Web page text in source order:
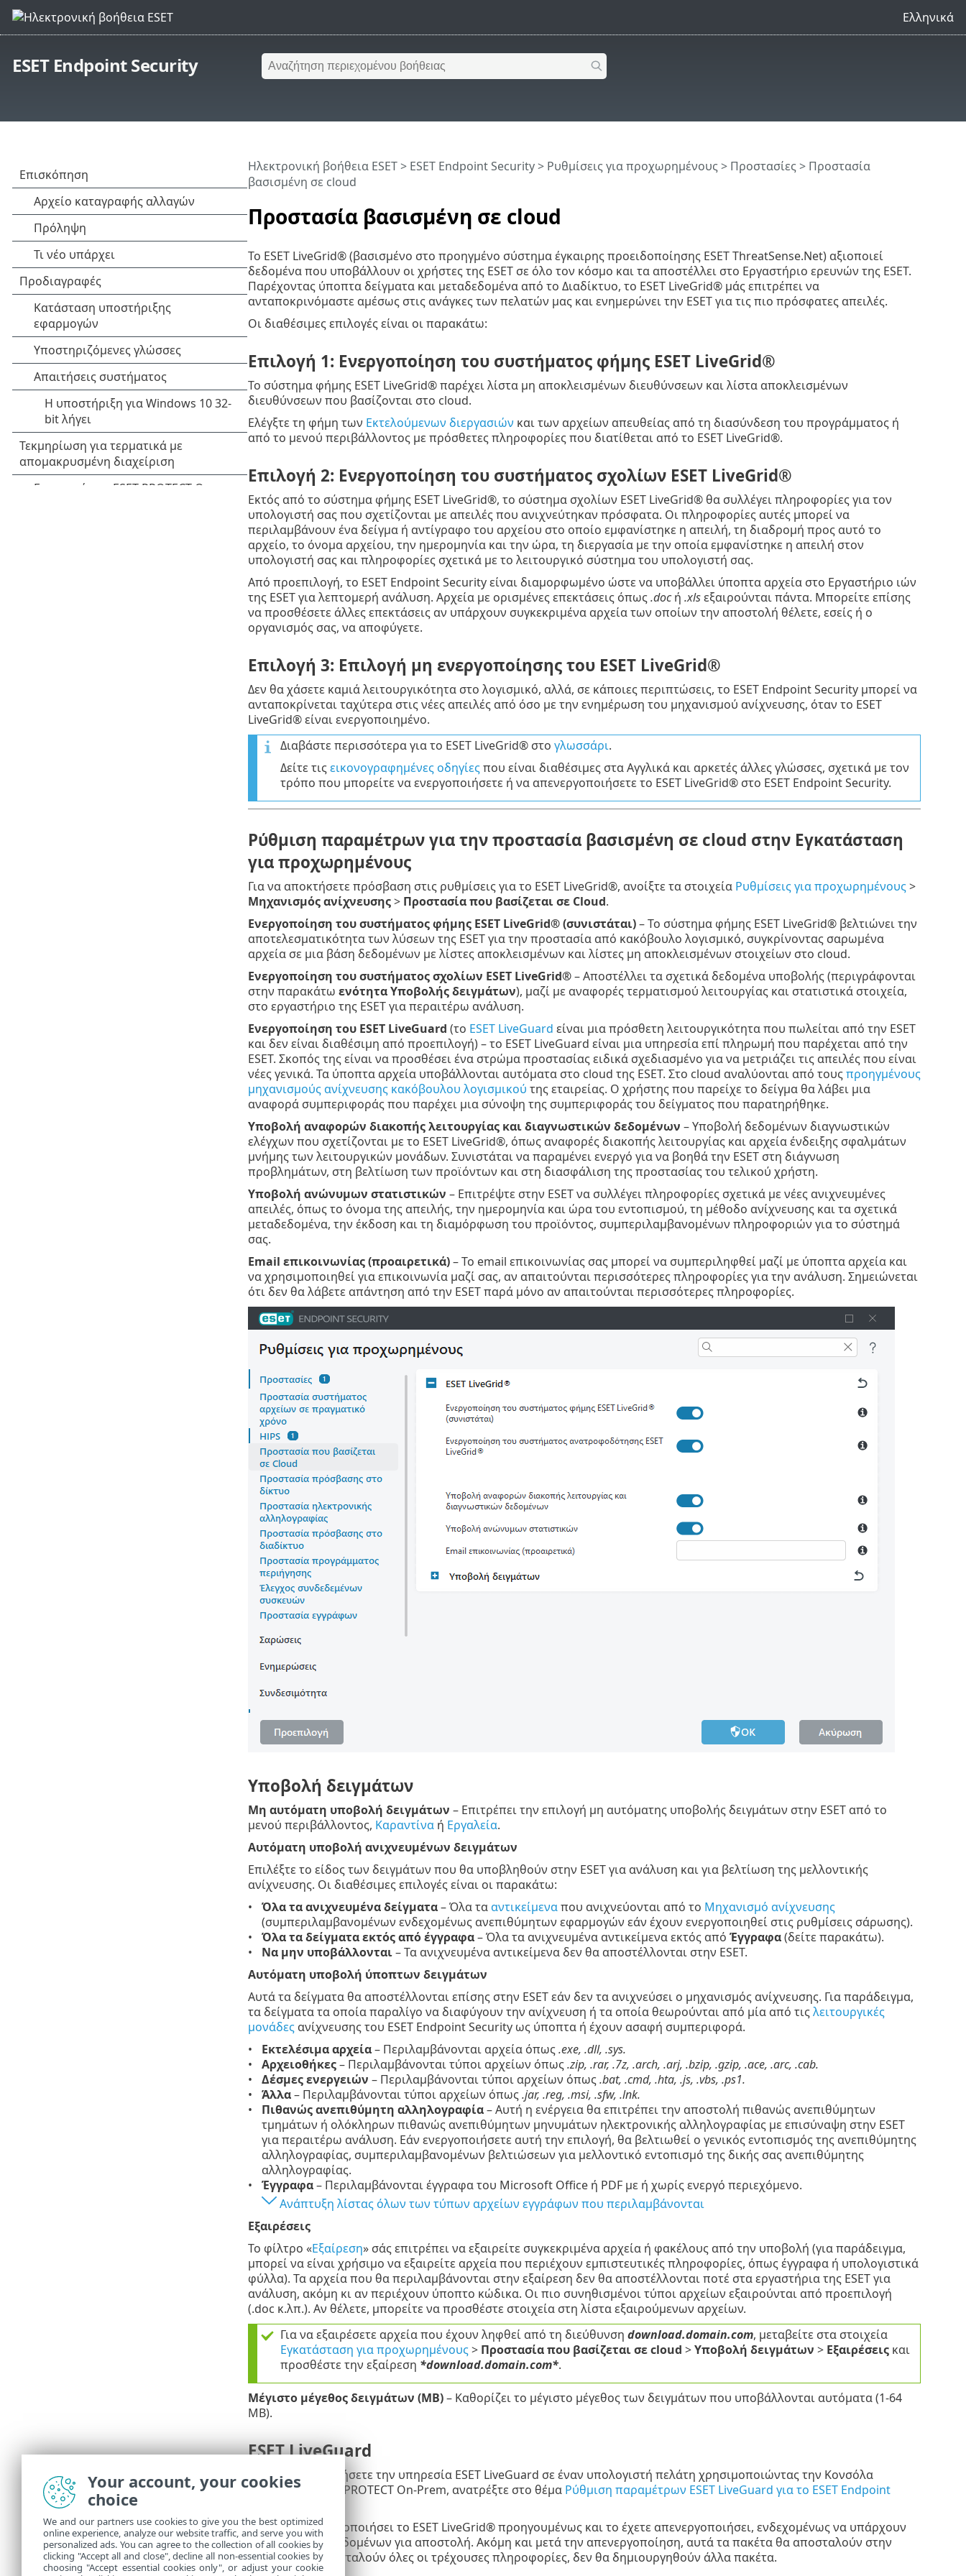
Ελληνικά
ESET Endpoint Security
Προστασία βασισμένη σε cloud
Ηλεκτρονική βοήθεια ESET> ESET Endpoint Security> Ρυθμίσεις για προχωρημένους> Προστασίες> Προστασία
βασισμένη σε cloud
Το ESET LiveGrid® (βασισμένο στο προηγμένο σύστημα έγκαιρης προειδοποίησης ESET ThreatSense.Net) αξιοποιεί
δεδομένα που υποβάλλουν οι χρήστες της ESET σε όλο τον κόσμο και τα αποστέλλει στο Εργαστήριο ερευνών της ESET.
Παρέχοντας ύποπτα δείγματα και μεταδεδομένα από το Διαδίκτυο, το ESET LiveGrid® μάς επιτρέπει να
ανταποκρινόμαστε αμέσως στις ανάγκες των πελατών μας και ενημερώνει την ESET για τις πιο πρόσφατες απειλές.
Οι διαθέσιμες επιλογές είναι οι παρακάτω:
Επιλογή 1: Ενεργοποίηση του συστήματος φήμης ESET LiveGrid®
Το σύστημα φήμης ESET LiveGrid® παρέχει λίστα μη αποκλεισμένων διευθύνσεων και λίστα αποκλεισμένων
διευθύνσεων που βασίζονται στο cloud.
Ελέγξτε τη φήμη των Εκτελούμενων διεργασιών και των αρχείων απευθείας από τη διασύνδεση του προγράμματος ή
από το μενού περιβάλλοντος με πρόσθετες πληροφορίες που διατίθεται από το ESET LiveGrid®.
Επιλογή 2: Ενεργοποίηση του συστήματος σχολίων ESET LiveGrid®
Εκτός από το σύστημα φήμης ESET LiveGrid®, το σύστημα σχολίων ESET LiveGrid® θα συλλέγει πληροφορίες για τον
υπολογιστή σας που σχετίζονται με απειλές που ανιχνεύτηκαν πρόσφατα. Οι πληροφορίες αυτές μπορεί να
περιλαμβάνουν ένα δείγμα ή αντίγραφο του αρχείου στο οποίο εμφανίστηκε η απειλή, τη διαδρομή προς αυτό το
αρχείο, το όνομα αρχείου, την ημερομηνία και την ώρα, τη διεργασία με την οποία εμφανίστηκε η απειλή στον
υπολογιστή σας και πληροφορίες σχετικά με το λειτουργικό σύστημα του υπολογιστή σας.
Από προεπιλογή, το ESET Endpoint Security είναι διαμορφωμένο ώστε να υποβάλλει ύποπτα αρχεία στο Εργαστήριο ιών
της ESET για λεπτομερή ανάλυση. Αρχεία με ορισμένες επεκτάσεις όπως.docή .xlsεξαιρούνται πάντα. Μπορείτε επίσης
να προσθέσετε άλλες επεκτάσεις αν υπάρχουν συγκεκριμένα αρχεία των οποίων την αποστολή θέλετε, εσείς ή ο
οργανισμός σας, να αποφύγετε.
Επιλογή 3: Επιλογή μη ενεργοποίησης του ESET LiveGrid®
Δεν θα χάσετε καμιά λειτουργικότητα στο λογισμικό, αλλά, σε κάποιες περιπτώσεις, το ESET Endpoint Security μπορεί να
ανταποκρίνεται ταχύτερα στις νέες απειλές από όσο με την ενημέρωση του μηχανισμού ανίχνευσης, όταν το ESET
LiveGrid® είναι ενεργοποιημένο.
Διαβάστε περισσότερα για το ESET LiveGrid® στο γλωσσάρι.
Δείτε τιςεικονογραφημένες οδηγίεςπου είναι διαθέσιμες στα Αγγλικά και αρκετές άλλες γλώσσες, σχετικά με τον
τρόπο που μπορείτε να ενεργοποιήσετε ή να απενεργοποιήσετε το ESET LiveGrid® στο ESET Endpoint Security.
Ρύθμιση παραμέτρων για την προστασία βασισμένη σε cloud στην Εγκατάσταση
για προχωρημένους
Για να αποκτήσετε πρόσβαση στις ρυθμίσεις για το ESET LiveGrid®, ανοίξτε τα στοιχεία Ρυθμίσεις για προχωρημένους>
Μηχανισμός ανίχνευσης> Προστασία που βασίζεται σε Cloud.
Ενεργοποίηση του συστήματος φήμης ESET LiveGrid® (συνιστάται)– Το σύστημα φήμης ESET LiveGrid® βελτιώνει την
αποτελεσματικότητα των λύσεων της ESET για την προστασία από κακόβουλο λογισμικό, συγκρίνοντας σαρωμένα
αρχεία σε μια βάση δεδομένων με λίστες αποκλεισμένων και λίστες μη αποκλεισμένων στοιχείων στο cloud.
Ενεργοποίηση του συστήματος σχολίων ESET LiveGrid®– Αποστέλλει τα σχετικά δεδομένα υποβολής (περιγράφονται
στην παρακάτω ενότητα Υποβολής δειγμάτων), μαζί με αναφορές τερματισμού λειτουργίας και στατιστικά στοιχεία,
στο εργαστήριο της ESET για περαιτέρω ανάλυση.
Ενεργοποίηση του ESET LiveGuard (το ESET LiveGuard είναι μια πρόσθετη λειτουργικότητα που πωλείται από την ESET
και δεν είναι διαθέσιμη από προεπιλογή) – το ESET LiveGuard είναι μια υπηρεσία επί πληρωμή που παρέχεται από την
ESET. Σκοπός της είναι να προσθέσει ένα στρώμα προστασίας ειδικά σχεδιασμένο για να μετριάζει τις απειλές που είναι
νέες γενικά. Τα ύποπτα αρχεία υποβάλλονται αυτόματα στο cloud της ESET. Στο cloud αναλύονται από τουςπροηγμένους
μηχανισμούς ανίχνευσης κακόβουλου λογισμικού της εταιρείας. Ο χρήστης που παρείχε το δείγμα θα λάβει μια
αναφορά συμπεριφοράς που παρέχει μια σύνοψη της συμπεριφοράς του δείγματος που παρατηρήθηκε.
Υποβολή αναφορών διακοπής λειτουργίας και διαγνωστικών δεδομένων – Υποβολή δεδομένων διαγνωστικών
ελέγχων που σχετίζονται με το ESET LiveGrid®, όπως αναφορές διακοπής λειτουργίας και αρχεία ένδειξης σφαλμάτων
μνήμης των λειτουργικών μονάδων. Συνιστάται να παραμένει ενεργό για να βοηθά την ESET στη διάγνωση
προβλημάτων, στη βελτίωση των προϊόντων και στη διασφάλιση της προστασίας του τελικού χρήστη.
Υποβολή ανώνυμων στατιστικών – Επιτρέψτε στην ESET να συλλέγει πληροφορίες σχετικά με νέες ανιχνευμένες
απειλές, όπως το όνομα της απειλής, την ημερομηνία και ώρα του εντοπισμού, τη μέθοδο ανίχνευσης και τα σχετικά
μεταδεδομένα, την έκδοση και τη διαμόρφωση του προϊόντος, συμπεριλαμβανομένων πληροφοριών για το σύστημά
σας.
Email επικοινωνίας (προαιρετικά)– Το email επικοινωνίας σας μπορεί να συμπεριληφθεί μαζί με ύποπτα αρχεία και
να χρησιμοποιηθεί για επικοινωνία μαζί σας, αν απαιτούνται περισσότερες πληροφορίες για την ανάλυση. Σημειώνεται
ότι δεν θα λάβετε απάντηση από την ESET παρά μόνο αν απαιτούνται περισσότερες πληροφορίες.
Υποβολή δειγμάτων
Μη αυτόματη υποβολή δειγμάτων – Επιτρέπει την επιλογή μη αυτόματης υποβολής δειγμάτων στην ESET από το
μενού περιβάλλοντος, Καραντίναή Εργαλεία.
Αυτόματη υποβολή ανιχνευμένων δειγμάτων
Επιλέξτε το είδος των δειγμάτων που θα υποβληθούν στην ESET για ανάλυση και για βελτίωση της μελλοντικής
ανίχνευσης. Οι διαθέσιμες επιλογές είναι οι παρακάτω:
Όλα τα ανιχνευμένα δείγματα– Όλα τααντικείμεναπου ανιχνεύονται από το Μηχανισμό ανίχνευσης
(συμπεριλαμβανομένων ενδεχομένως ανεπιθύμητων εφαρμογών εάν έχουν ενεργοποιηθεί στις ρυθμίσεις σάρωσης).
Όλα τα δείγματα εκτός από έγγραφα– Όλα τα ανιχνευμένα αντικείμενα εκτός από Έγγραφα(δείτε παρακάτω).
Να μην υποβάλλονται– Τα ανιχνευμένα αντικείμενα δεν θα αποστέλλονται στην ESET.
Αυτόματη υποβολή ύποπτων δειγμάτων
Αυτά τα δείγματα θα αποστέλλονται επίσης στην ESET εάν δεν τα ανιχνεύσει ο μηχανισμός ανίχνευσης. Για παράδειγμα,
τα δείγματα τα οποία παραλίγο να διαφύγουν την ανίχνευση ή τα οποία θεωρούνται από μία από τιςλειτουργικές
μονάδεςανίχνευσης του ESET Endpoint Security ως ύποπτα ή έχουν ασαφή συμπεριφορά.
Εκτελέσιμα αρχεία– Περιλαμβάνονται αρχεία όπως.exe, .dll, .sys.
Αρχειοθήκες– Περιλαμβάνονται τύποι αρχείων όπως.zip, .rar, .7z, .arch, .arj, .bzip, .gzip, .ace, .arc, .cab.
Δέσμες ενεργειών – Περιλαμβάνονται τύποι αρχείων όπως.bat, .cmd, .hta, .js, .vbs, .ps1.
Άλλα– Περιλαμβάνονται τύποι αρχείων όπως.jar, .reg, .msi, .sfw, .lnk.
Πιθανώς ανεπιθύμητη αλληλογραφία– Αυτή η ενέργεια θα επιτρέπει την αποστολή πιθανώς ανεπιθύμητων
τμημάτων ή ολόκληρων πιθανώς ανεπιθύμητων μηνυμάτων ηλεκτρονικής αλληλογραφίας με επισύναψη στην ESET
για περαιτέρω ανάλυση. Εάν ενεργοποιήσετε αυτή την επιλογή, θα βελτιωθεί ο γενικός εντοπισμός της ανεπιθύμητης
αλληλογραφίας, συμπεριλαμβανομένων βελτιώσεων για μελλοντικό εντοπισμό της δικής σας ανεπιθύμητης
αλληλογραφίας.
Έγγραφα– Περιλαμβάνονται έγγραφα του Microsoft Office ή PDF με ή χωρίς ενεργό περιεχόμενο.
Ανάπτυξη λίστας όλων των τύπων αρχείων εγγράφων που περιλαμβάνονται
Εξαιρέσεις
Το φίλτρο «Εξαίρεση» σάς επιτρέπει να εξαιρείτε συγκεκριμένα αρχεία ή φακέλους από την υποβολή (για παράδειγμα,
μπορεί να είναι χρήσιμο να εξαιρείτε αρχεία που περιέχουν εμπιστευτικές πληροφορίες, όπως έγγραφα ή υπολογιστικά
φύλλα). Τα αρχεία που θα περιλαμβάνονται στην εξαίρεση δεν θα αποστέλλονται ποτέ στα εργαστήρια της ESET για
ανάλυση, ακόμη κι αν περιέχουν ύποπτο κώδικα. Οι πιο συνηθισμένοι τύποι αρχείων εξαιρούνται από προεπιλογή
(.doc κ.λπ.). Αν θέλετε, μπορείτε να προσθέστε στοιχεία στη λίστα εξαιρούμενων αρχείων.
Για να εξαιρέσετε αρχεία που έχουν ληφθεί από τη διεύθυνση download.domain.com, μεταβείτε στα στοιχεία
Εγκατάσταση για προχωρημένους> Προστασία που βασίζεται σε cloud >Υποβολή δειγμάτων > Εξαιρέσειςκαι
προσθέστε την εξαίρεση *download.domain.com*.
Μέγιστο μέγεθος δειγμάτων (MB)– Καθορίζει το μέγιστο μέγεθος των δειγμάτων που υποβάλλονται αυτόματα (1-64
MB).
ESET LiveGuard
Για να ενεργοποιήσετε την υπηρεσία ESET LiveGuard σε έναν υπολογιστή πελάτη χρησιμοποιώντας την Κονσόλα
διαδικτύου ESET PROTECT On-Prem, ανατρέξτε στο θέμα Ρύθμιση παραμέτρων ESET LiveGuard για το ESET Endpoint
Εάν έχετε χρησιμοποιήσει το ESET LiveGrid® προηγουμένως και το έχετε απενεργοποιήσει, ενδεχομένως να υπάρχουν
ακόμα πακέτα δεδομένων για αποστολή. Ακόμη και μετά την απενεργοποίηση, αυτά τα πακέτα θα αποσταλούν στην
ESET. Μόλις αποσταλούν όλες οι τρέχουσες πληροφορίες, δεν θα δημιουργηθούν άλλα πακέτα.
Your account, your cookies
choice
We and our partners use cookies to give you the best optimized
online experience, analyze our website traffic, and serve you with
personalized ads. You can agree to the collection of all cookies by
clicking "Accept all and close", decline all non-essential cookies by
choosing "Accept essential cookies only", or adjust your cookie